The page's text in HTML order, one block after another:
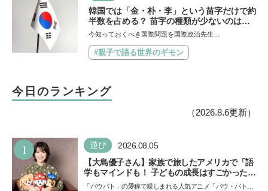
韓国では「金・朴・李」という苗字だけで約
半数を占める？ 苗字の種類が少ないのはな
ぜ？ 【親子で語る国際問題】
今知っておくべき国際問題を国際政治先生…
#親子で語る世界のギモン
今日のランキング
（2026.8.6更新）
1 遊び 2026.08.05
【大島優子さん】家族で旅したアメリカで「語
学もマインドも！ 子どもの成長はすごかった」
声優をつとめた映画『パウ・パトロール ザ・ダ
「パウパト」の愛称で親しまれる人気アニメ「パウ・パトロ